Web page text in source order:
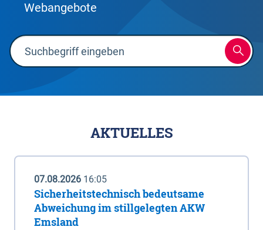
Webangebote
AKTUELLES
07.08.2026 16:05
Sicherheitstechnisch bedeutsame
Abweichung im stillgelegten AKW
Emsland